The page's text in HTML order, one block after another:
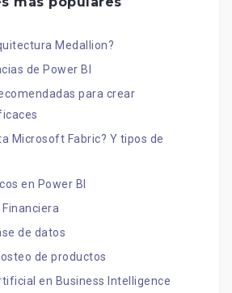
Medallion?
de Power BI
para crear
Microsoft Fabric? Y tipos de
en Power BI
de datos
de productos
en Business Intelligence